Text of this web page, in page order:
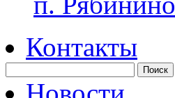
Контакты